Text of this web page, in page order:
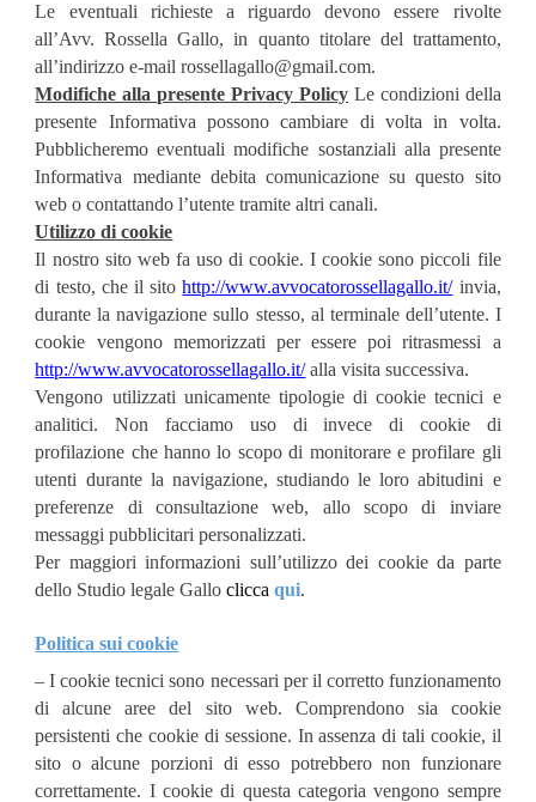
Le eventuali richieste a riguardo devono essere rivolte
all’Avv. Rossella Gallo, in quanto titolare del trattamento,
all’indirizzo e-mail rossellagallo@gmail.com.
Modifiche alla presente Privacy PolicyLe condizioni della
presente Informativa possono cambiare di volta in volta.
Pubblicheremo eventuali modifiche sostanziali alla presente
Informativa mediante debita comunicazione su questo sito
web o contattando l’utente tramite altri canali.
Utilizzo di cookie
Il nostro sito web fa uso di cookie. I cookie sono piccoli file
di testo, che il sito http://www.avvocatorossellagallo.it/invia,
durante la navigazione sullo stesso, al terminale dell’utente. I
cookie vengono memorizzati per essere poi ritrasmessi a
http://www.avvocatorossellagallo.it/alla visita successiva.
Vengono utilizzati unicamente tipologie di cookie tecnici e
analitici. Non facciamo uso di invece di cookie di
profilazione che hanno lo scopo di monitorare e profilare gli
utenti durante la navigazione, studiando le loro abitudini e
preferenze di consultazione web, allo scopo di inviare
messaggi pubblicitari personalizzati.
Per maggiori informazioni sull’utilizzo dei cookie da parte
dello Studio legale Galloclicca qui.
Politica sui cookie
– I cookie tecnici sono necessari per il corretto funzionamento
di alcune aree del sito web. Comprendono sia cookie
persistenti che cookie di sessione. In assenza di tali cookie, il
sito o alcune porzioni di esso potrebbero non funzionare
correttamente. I cookie di questa categoria vengono sempre